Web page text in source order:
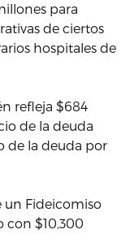
para
de ciertos
hospitales de
refleja $684
de la deuda
de la deuda por
un Fideicomiso
con $10,300